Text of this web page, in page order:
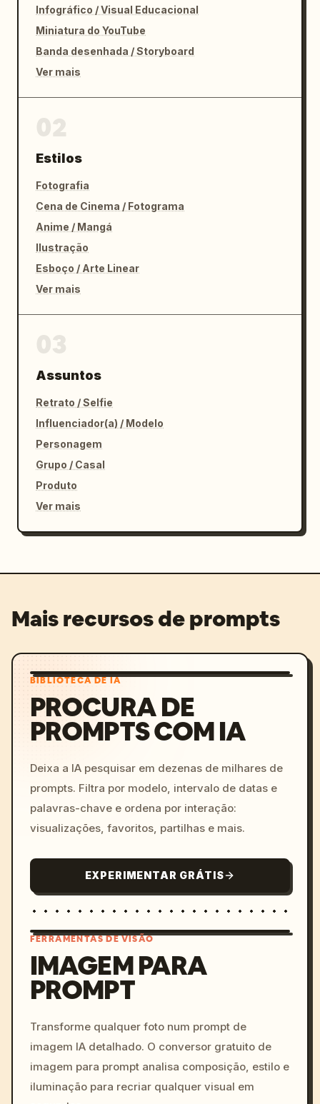
Infográfico / Visual Educacional
Miniatura do YouTube
Banda desenhada / Storyboard
Ver mais
Estilos
Fotografia
Cena de Cinema / Fotograma
Anime / Mangá
Ilustração
Esboço / Arte Linear
Ver mais
Assuntos
Retrato / Selfie
Influenciador(a) / Modelo
Personagem
Grupo / Casal
Produto
Ver mais
Mais recursos de prompts
BIBLIOTECA DE IA
PROCURA DE
PROMPTS COM IA
Deixa a IA pesquisar em dezenas de milhares de
prompts. Filtra por modelo, intervalo de datas e
palavras-chave e ordena por interação:
visualizações, favoritos, partilhas e mais.
EXPERIMENTAR GRÁTIS
colors, 8k --v 6.0
FERRAMENTAS DE VISÃO
IMAGEM PARA
PROMPT
Transforme qualquer foto num prompt de
imagem IA detalhado. O conversor gratuito de
imagem para prompt analisa composição, estilo e
iluminação para recriar qualquer visual em